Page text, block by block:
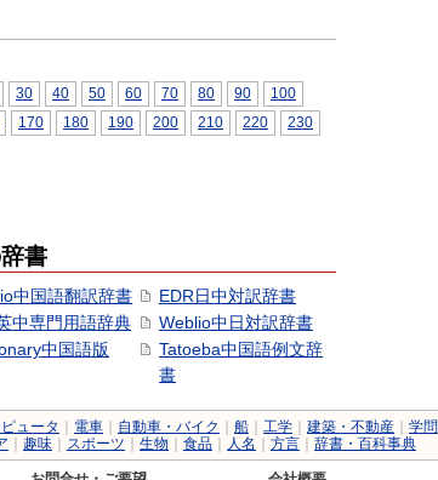
30 40 50 60 70 80 90
100
170 180 190 200 210 220 230
書
中国語翻訳辞書
中専門用語辞典
中国語版
EDR日中対訳辞書
Weblio中日対訳辞書
Tatoeba中国語例文辞
書
ュータ 電車 自動車・バイク 船 工学 建築・不動産
学問
趣味 スポーツ 生物 食品 人名 方言 辞書・百科事典